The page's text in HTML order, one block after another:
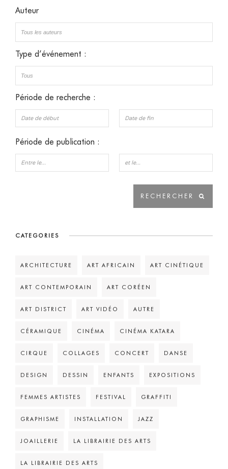
Auteur
Type d’événement :
Période de recherche :
Période de publication :
CATEGORIES
ARCHITECTURE ART AFRICAIN ART CINÉTIQUE
ART CONTEMPORAIN ART CORÉEN
ART DISTRICT ART VIDÉO AUTRE
CÉRAMIQUE CINÉMA CINÉMA KATARA
CIRQUE COLLAGES CONCERT DANSE
DESIGN DESSIN ENFANTS EXPOSITIONS
FEMMES ARTISTES FESTIVAL GRAFFITI
GRAPHISME INSTALLATION JAZZ
JOAILLERIE LA LIBRAIRIE DES ARTS
LA LIBRAIRIE DES ARTS